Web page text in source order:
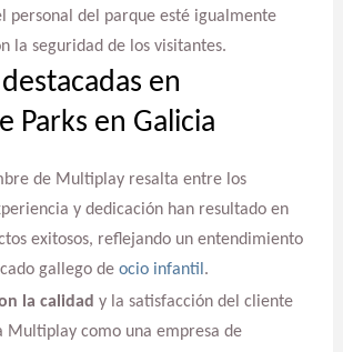
personal del parque esté igualmente
la seguridad de los visitantes.
en
Parks en Galicia
de Multiplay resalta entre los
y dedicación han resultado en
exitosos, reflejando un entendimiento
gallego de ocio infantil.
la calidad y la satisfacción del cliente
Multiplay como una empresa de